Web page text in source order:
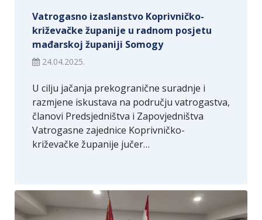
Vatrogasno izaslanstvo Koprivničko-
križevačke županije u radnom posjetu
mađarskoj županiji Somogy
24.04.2025.
U cilju jačanja prekogranične suradnje i
razmjene iskustava na području vatrogastva,
članovi Predsjedništva i Zapovjedništva
Vatrogasne zajednice Koprivničko-
križevačke županije jučer…